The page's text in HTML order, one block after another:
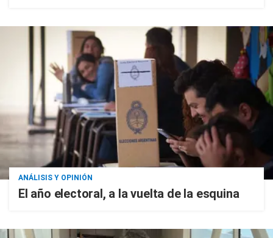
ANÁLISIS Y OPINIÓN
El año electoral, a la vuelta de la esquina